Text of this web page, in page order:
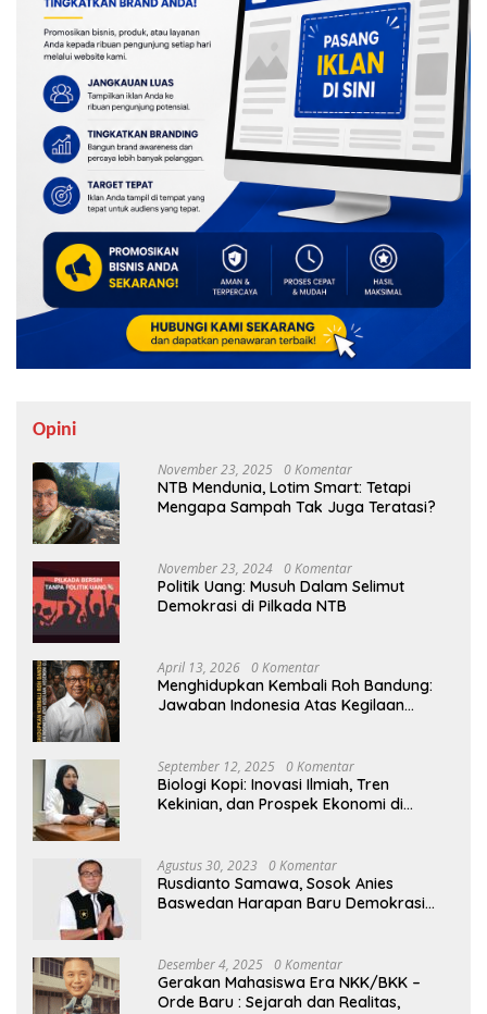
Opini
November 23, 2025 0 Komentar
NTB Mendunia, Lotim Smart: Tetapi
Mengapa Sampah Tak Juga Teratasi?
November 23, 2024 0 Komentar
Politik Uang: Musuh Dalam Selimut
Demokrasi di Pilkada NTB
April 13, 2026 0 Komentar
Menghidupkan Kembali Roh Bandung:
Jawaban Indonesia Atas Kegilaan
September 12, 2025 0 Komentar
Biologi Kopi: Inovasi Ilmiah, Tren
Kekinian, dan Prospek Ekonomi di
Agustus 30, 2023 0 Komentar
Rusdianto Samawa, Sosok Anies
Baswedan Harapan Baru Demokrasi
Desember 4, 2025 0 Komentar
Gerakan Mahasiswa Era NKK/BKK –
Orde Baru : Sejarah dan Realitas,